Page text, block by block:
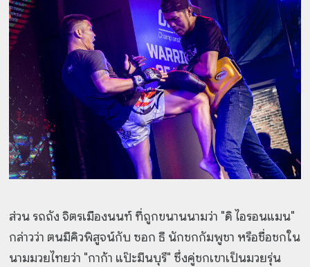
ส่วน รถถัง จิตรเมืองนนท์ ที่ถูกขนานนามว่า "ดิ ไอรอนแมน"
กล่าวว่า ตนมีคิวพิสูจน์กับ ซอก ธี นักชกกัมพูชา หรือชื่อชกใน
นามมวยไทยว่า "กาก้า แป๊ะมีนบุรี" ซึ่งคู่ชกเขาเป็นมวยรุ่น